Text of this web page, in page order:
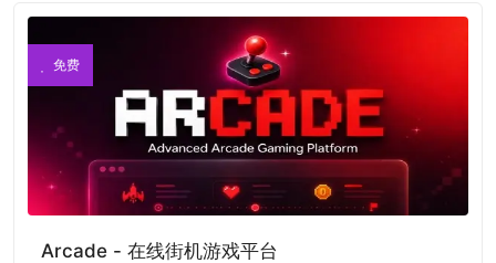
免费
Arcade - 在线街机游戏平台